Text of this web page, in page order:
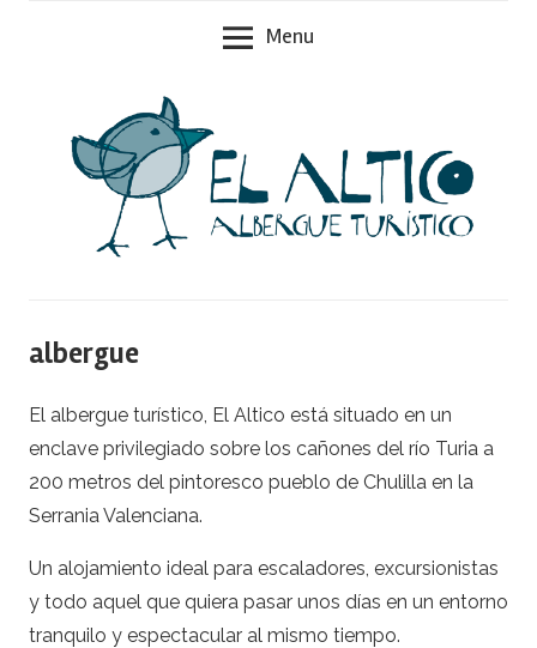
Menu
Altico
–
Albergue
Turístico
Rural
Valencia
albergue
El albergue turístico, El Altico está situado en un
enclave privilegiado sobre los cañones del río Turia a
200 metros del pintoresco pueblo de Chulilla en la
Serrania Valenciana.
Un alojamiento ideal para escaladores, excursionistas
y todo aquel que quiera pasar unos días en un entorno
tranquilo y espectacular al mismo tiempo.